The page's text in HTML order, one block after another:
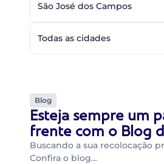
São José dos Campos
Todas as cidades
Blog
Esteja sempre um
frente com o Blog
Buscando a sua recolocação
Confira o blog…